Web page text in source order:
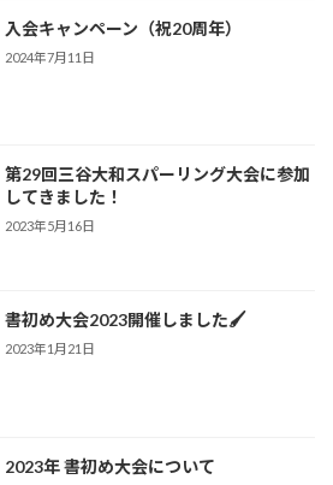
入会キャンペーン（祝20周年）
2024年7月11日
第29回三谷大和スパーリング大会に参加
してきました！
2023年5月16日
書初め大会2023開催しました🖌
2023年1月21日
2023年 書初め大会について